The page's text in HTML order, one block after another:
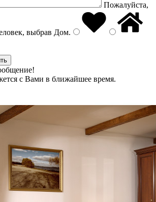
Пожалуйста,
выбрав Дом.
с Вами в ближайшее время.